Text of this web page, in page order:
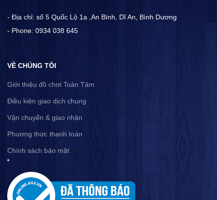
- Địa chỉ: số 5 Quốc Lộ 1a ,An Bình, Dĩ An, Bình Dương
- Phone: 0934 038 645
VỀ CHÚNG TÔI
Giới thiệu đồ chơi Toàn Tâm
Điều kiện giao dịch chung
Vận chuyển & giao nhận
Phương thức thanh toán
Chính sách bảo mật